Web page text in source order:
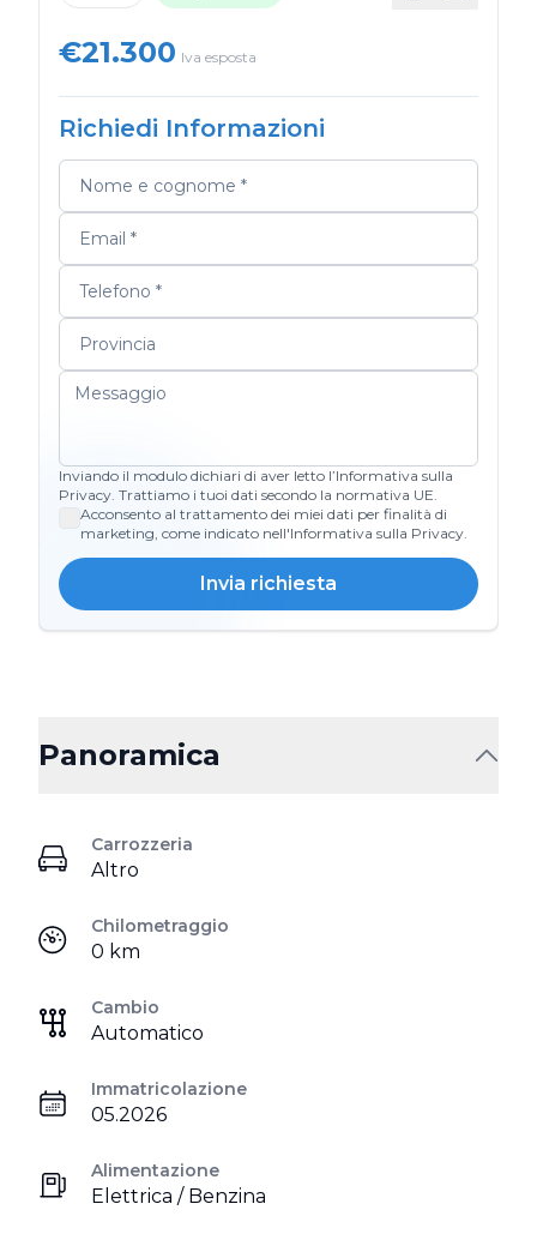
€21.300 Iva esposta
Richiedi Informazioni
Inviando il modulo dichiari di aver letto l’Informativa sulla
Privacy. Trattiamo i tuoi dati secondo la normativa UE.
Acconsento al trattamento dei miei dati per finalità di
marketing, come indicato nell'Informativa sulla Privacy.
Invia richiesta
Panoramica
Carrozzeria
Altro
Chilometraggio
0 km
Cambio
Automatico
Immatricolazione
05.2026
Alimentazione
Elettrica / Benzina